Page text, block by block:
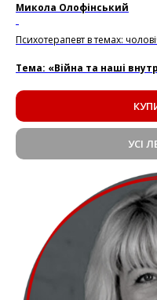
Микола Олофінський
Психотерапевт в темах:
Тема: «Війна та наші
УСІ